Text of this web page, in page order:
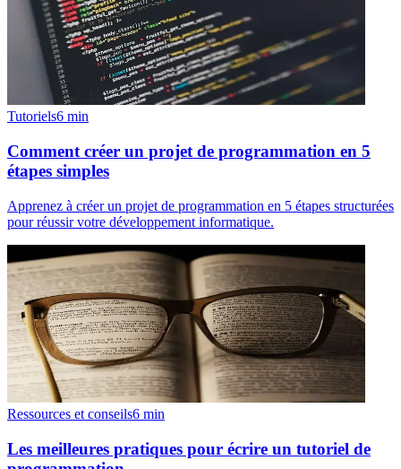
Tutoriels6 min
Comment créer un projet de programmation en 5
étapes simples
Apprenez à créer un projet de programmation en 5 étapes structurées
pour réussir votre développement informatique.
Ressources et conseils6 min
Les meilleures pratiques pour écrire un tutoriel de